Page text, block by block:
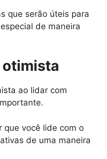
que serão úteis para
de maneira
otimista
ao lidar com
que você lide com o
de uma maneira